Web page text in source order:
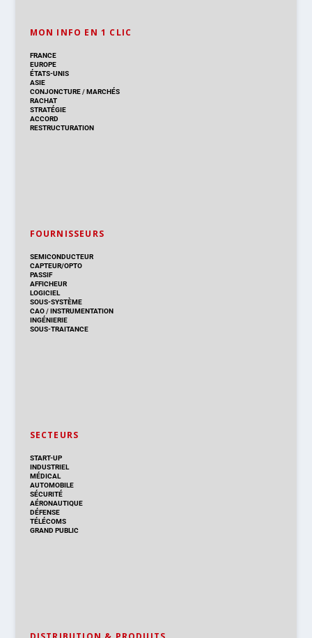
MON INFO EN 1 CLIC
FRANCE
EUROPE
ÉTATS-UNIS
ASIE
CONJONCTURE/MARCHÉS
RACHAT
STRATÉGIE
ACCORD
RESTRUCTURATION
FOURNISSEURS
SEMICONDUCTEUR
CAPTEUR/OPTO
PASSIF
AFFICHEUR
LOGICIEL
SOUS-SYSTÈME
CAO/INSTRUMENTATION
INGÉNIERIE
SOUS-TRAITANCE
SECTEURS
START-UP
INDUSTRIEL
MÉDICAL
AUTOMOBILE
SÉCURITÉ
AÉRONAUTIQUE
DÉFENSE
TÉLÉCOMS
GRAND PUBLIC